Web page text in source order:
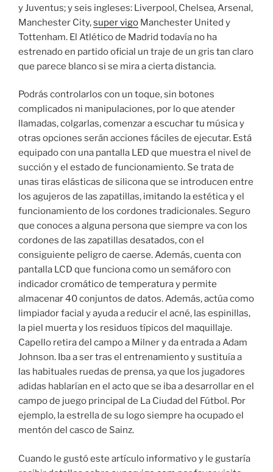
y Juventus; y seis ingleses: Liverpool, Chelsea, Arsenal,
Manchester City,super vigo Manchester United y
Tottenham. El Atlético de Madrid todavía no ha
estrenado en partido oficial un traje de un gris tan claro
que parece blanco si se mira a cierta distancia.
Podrás controlarlos con un toque, sin botones
complicados ni manipulaciones, por lo que atender
llamadas, colgarlas, comenzar a escuchar tu música y
otras opciones serán acciones fáciles de ejecutar. Está
equipado con una pantalla LED que muestra el nivel de
succión y el estado de funcionamiento. Se trata de
unas tiras elásticas de silicona que se introducen entre
los agujeros de las zapatillas, imitando la estética y el
funcionamiento de los cordones tradicionales. Seguro
que conoces a alguna persona que siempre va con los
cordones de las zapatillas desatados, con el
consiguiente peligro de caerse. Además, cuenta con
pantalla LCD que funciona como un semáforo con
indicador cromático de temperatura y permite
almacenar 40 conjuntos de datos. Además, actúa como
limpiador facial y ayuda a reducir el acné, las espinillas,
la piel muerta y los residuos típicos del maquillaje.
Capello retira del campo a Milner y da entrada a Adam
Johnson. Iba a ser tras el entrenamiento y sustituía a
las habituales ruedas de prensa, ya que los jugadores
adidas hablarían en el acto que se iba a desarrollar en el
campo de juego principal de La Ciudad del Fútbol. Por
ejemplo, la estrella de su logo siempre ha ocupado el
mentón del casco de Sainz.
Cuando le gustó este artículo informativo y le gustaría